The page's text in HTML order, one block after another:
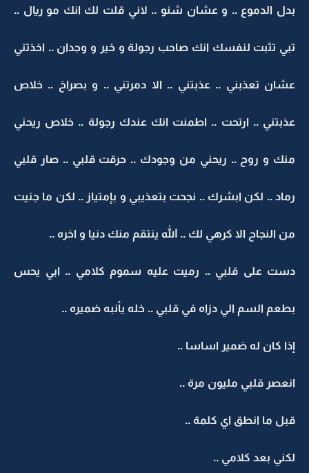
بدل الدموع .. و عشان شنو .. لاني قلت لك انك مو ريال ..
تبي تثبت لنفسك انك صاحب رجولة و خير و وجدان .. اخذتني
عشان تعذبني .. عذبتني .. الا دمرتني .. و بصراخ .. خلاص
عذبتني .. ارتحت .. اطمنت انك عندك رجولة .. خلاص ريحني
منك و روح .. ريحني من وجودك .. حرقت قلبي .. صار قلبي
رماد .. لكن ابشرك .. نجحت بتعذيبي و بإمتياز .. لكن ما جنيت
من النجاح الا كرهي لك .. الله ينتقم منك دنيا و اخره ..
دست على قلبي .. رميت عليه سموم كلامي .. ابي يحس
بطعم السم الي دزاه في قلبي .. خله يأنبه ضميره ..
إذا كان له ضمير اساسا ..
انعصر قلبي مليون مرة ..
قبل ما انطق اي كلمة ..
لكني بعد كلامي ..